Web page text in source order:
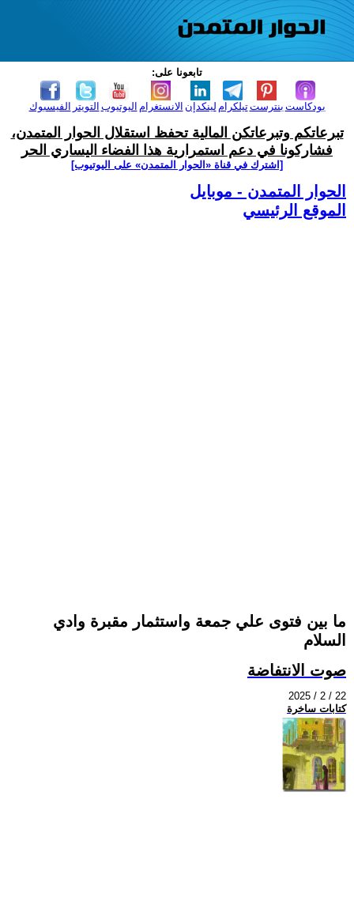
تابعونا على:
الفيسبوك التويتر اليوتيوب الانستغرام لينكدإن تيلكرامبنترست بودكاست
تبرعاتكم وتبرعاتكن المالية تحفظ استقلال الحوار المتمدن،
فشاركونا في دعم استمرارية هذا الفضاء اليساري الحر
[اشترك في قناة ‫«الحوار المتمدن» على اليوتيوب]
الحوار المتمدن - موبايل
الموقع الرئيسي
ما بين فتوى علي جمعة واستثمار مقبرة وادي
السلام
صوت الانتفاضة
2025 / 2 / 22
كتابات ساخرة